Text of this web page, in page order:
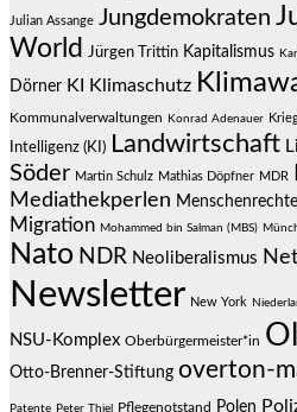
Julian Assange Jungdemokraten
World
Jürgen Trittin Kapitalismus
Dörner KI Klimaschutz
Kommunalverwaltungen Konrad Adenauer
Intelligenz (KI) Landwirtschaft
Söder Martin Schulz Mathias Döpfner MDR
Mediathekperlen Menschenrechte
Migration Mohammed bin Salman (MBS)
Nato NDR Neoliberalismus
Newsletter New York
NSU-Komplex Oberbürgermeister*in
Otto-Brenner-Stiftung overton-
Patente Peter Thiel Pflegenotstand Polen